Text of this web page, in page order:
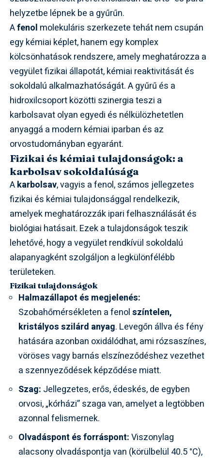
helyzetbe lépnek be a gyűrűn.
Afenol molekuláris szerkezete tehát nem csupán
egy kémiai képlet, hanem egy komplex
kölcsönhatások rendszere, amely meghatározza a
vegyület fizikai állapotát, kémiai reaktivitását és
sokoldalú alkalmazhatóságát. A gyűrű és a
hidroxilcsoport közötti szinergia teszi a
karbolsavat olyan egyedi és nélkülözhetetlen
anyaggá a modern kémiai iparban és az
orvostudományban egyaránt.
Fizikai és kémiai tulajdonságok: a
karbolsav sokoldalúsága
Akarbolsav, vagyis a fenol, számos jellegzetes
fizikai és kémiai tulajdonsággal rendelkezik,
amelyek meghatározzák ipari felhasználását és
biológiai hatásait. Ezek a tulajdonságok teszik
lehetővé, hogy a vegyület rendkívül sokoldalú
alapanyagként szolgáljon a legkülönfélébb
területeken.
Fizikai tulajdonságok
Halmazállapot és megjelenés:
Szobahőmérsékleten a fenolszíntelen,
kristályos szilárd anyag. Levegőn állva és fény
hatására azonban oxidálódhat, ami rózsaszínes,
vöröses vagy barnás elszíneződéshez vezethet
a szennyeződések képződése miatt.
Szag: Jellegzetes, erős, édeskés, de egyben
orvosi, „kórházi” szaga van, amelyet a legtöbben
azonnal felismernek.
Olvadáspont és forráspont:Viszonylag
alacsony olvadáspontja van (körülbelül 40.5 °C),